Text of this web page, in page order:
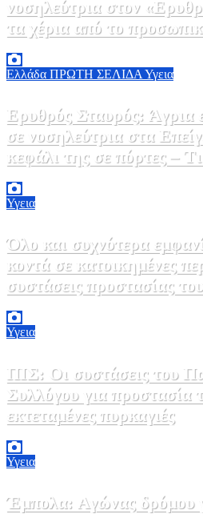
νοσηλεύτρια στον
τα χέρια από το
Ελλάδα ΠΡΩΤΗ ΣΕΛΙΔΑ Υγεια
Ερυθρός Σταυρός: Άγρια
σε νοσηλεύτρια στα
κεφάλι της σε πόρτες –
ΠΟΕΔΗΝ
Υγεια
Όλο και συχνότερα
κοντά σε κατοικημένες
συστάσεις προστασίας
κόσμο
Υγεια
ΠΙΣ: Οι συστάσεις του
Συλλόγου για προστασία
εκτεταμένες πυρκαγιές
Υγεια
Έμπολα: Αγώνας δρόμου